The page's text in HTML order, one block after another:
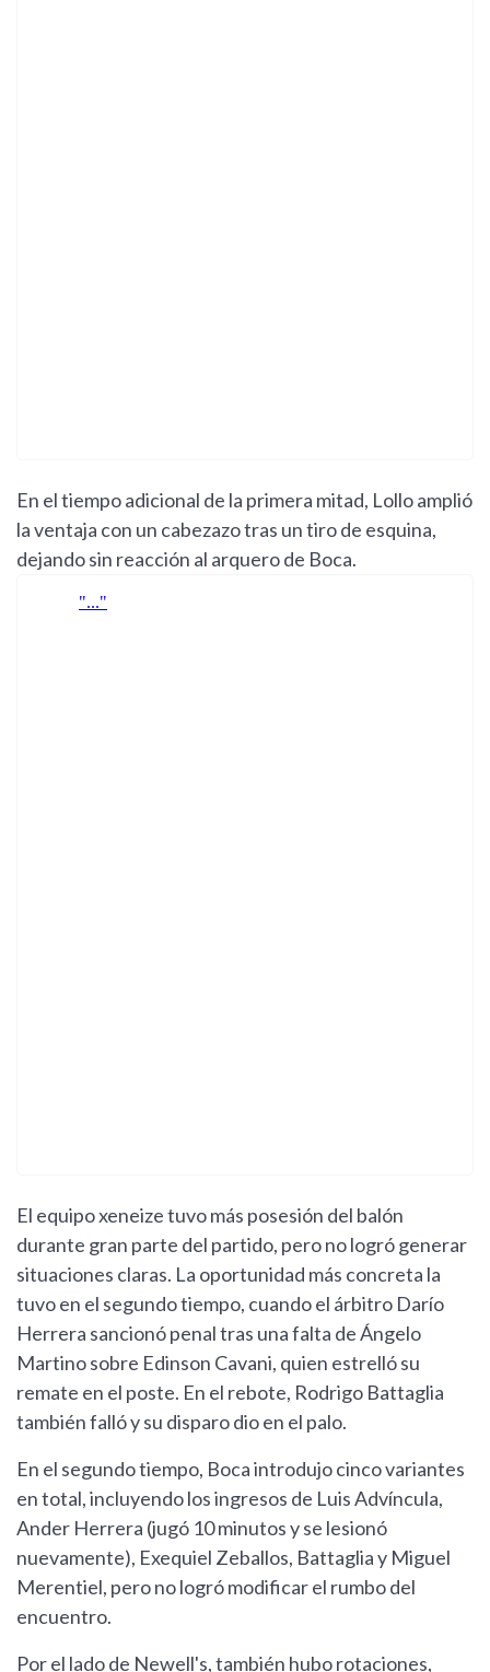
En el tiempo adicional de la primera mitad, Lollo amplió
la ventaja con un cabezazo tras un tiro de esquina,
dejando sin reacción al arquero de Boca.
El equipo xeneize tuvo más posesión del balón
durante gran parte del partido, pero no logró generar
situaciones claras. La oportunidad más concreta la
tuvo en el segundo tiempo, cuando el árbitro Darío
Herrera sancionó penal tras una falta de Ángelo
Martino sobre Edinson Cavani, quien estrelló su
remate en el poste. En el rebote, Rodrigo Battaglia
también falló y su disparo dio en el palo.
En el segundo tiempo, Boca introdujo cinco variantes
en total, incluyendo los ingresos de Luis Advíncula,
Ander Herrera (jugó 10 minutos y se lesionó
nuevamente), Exequiel Zeballos, Battaglia y Miguel
Merentiel, pero no logró modificar el rumbo del
encuentro.
Por el lado de Newell's, también hubo rotaciones,